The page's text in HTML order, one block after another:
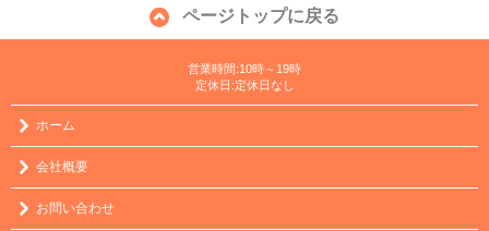
ページトップに戻る
営業時間:10時～19時
定休日:定休日なし
ホーム
会社概要
お問い合わせ